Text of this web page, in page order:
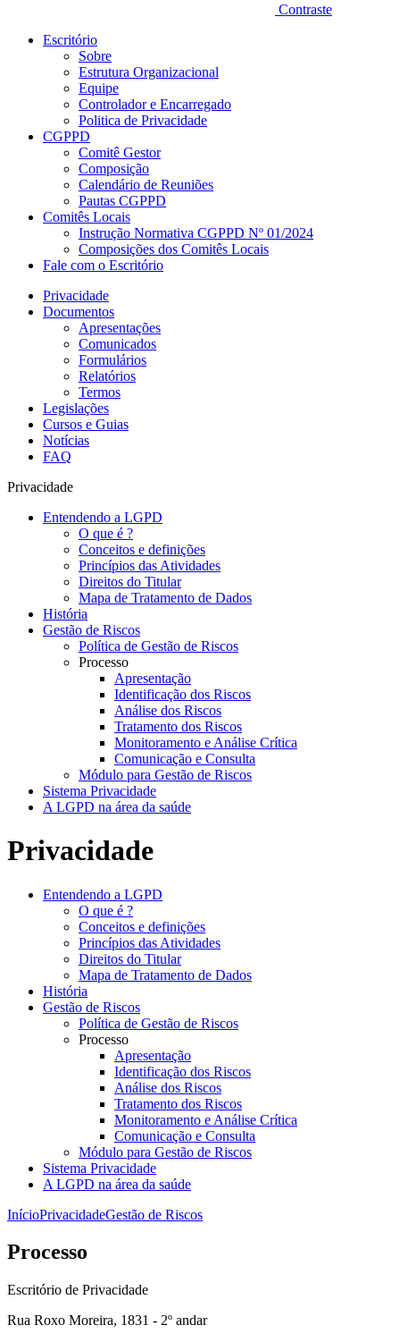
Contraste
Escritório
Sobre
Estrutura Organizacional
Equipe
Controlador e Encarregado
Politica de Privacidade
CGPPD
Comitê Gestor
Composição
Calendário de Reuniões
Pautas CGPPD
Comitês Locais
Instrução Normativa CGPPD Nº 01/2024
Composições dos Comitês Locais
Fale com o Escritório
Privacidade
Documentos
Apresentações
Comunicados
Formulários
Relatórios
Termos
Legislações
Cursos e Guias
Notícias
FAQ
Privacidade
Entendendo a LGPD
O que é ?
Conceitos e definições
Princípios das Atividades
Direitos do Titular
Mapa de Tratamento de Dados
História
Gestão de Riscos
Política de Gestão de Riscos
Processo
Apresentação
Identificação dos Riscos
Análise dos Riscos
Tratamento dos Riscos
Monitoramento e Análise Crítica
Comunicação e Consulta
Módulo para Gestão de Riscos
Sistema Privacidade
A LGPD na área da saúde
Privacidade
Entendendo a LGPD
O que é ?
Conceitos e definições
Princípios das Atividades
Direitos do Titular
Mapa de Tratamento de Dados
História
Gestão de Riscos
Política de Gestão de Riscos
Processo
Apresentação
Identificação dos Riscos
Análise dos Riscos
Tratamento dos Riscos
Monitoramento e Análise Crítica
Comunicação e Consulta
Módulo para Gestão de Riscos
Sistema Privacidade
A LGPD na área da saúde
InícioPrivacidadeGestão de Riscos
Processo
Escritório de Privacidade
Rua Roxo Moreira, 1831 - 2º andar